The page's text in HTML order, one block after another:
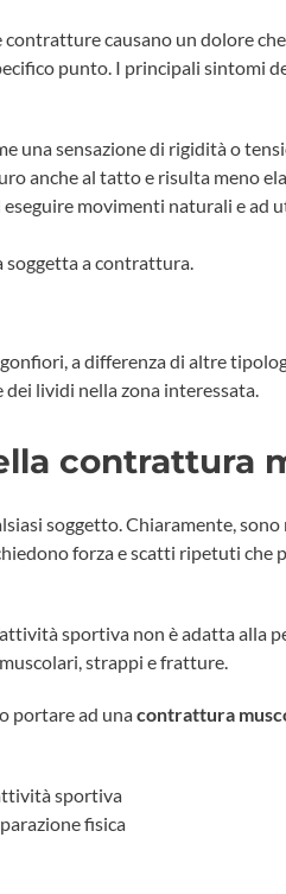
causano un dolore
punto. I principali sintomi
una sensazione di rigidità o
anche al tatto e risulta meno
movimenti naturali e ad
soggetta a contrattura.
a differenza di altre
lividi nella zona interessata.
contrattura
soggetto. Chiaramente,
forza e scatti ripetuti che
sportiva non è adatta alla
strappi e fratture.
portare ad unacontrattura
sportiva
fisica